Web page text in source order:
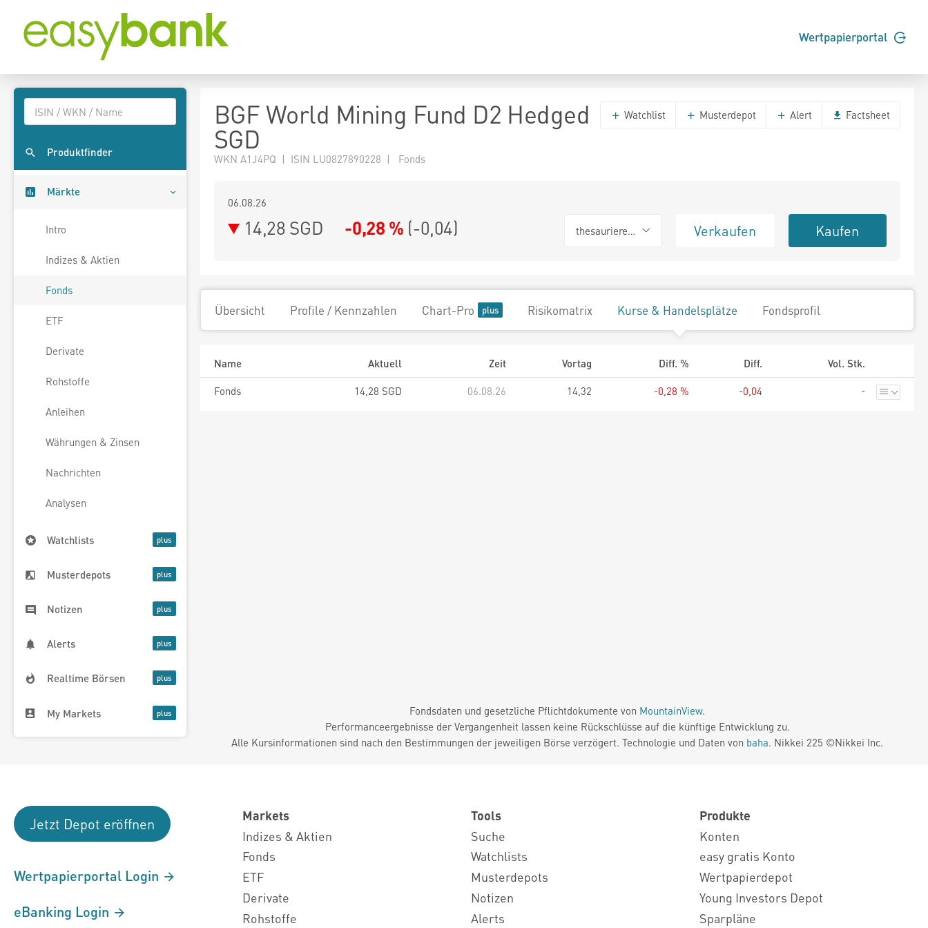
Wertpapierportal
Produktfinder
Märkte
Intro
Indizes & Aktien
Fonds
ETF
Derivate
Rohstoffe
Anleihen
Währungen & Zinsen
Nachrichten
Analysen
Watchlists
Musterdepots
Notizen
Alerts
Realtime Börsen
My Markets
BGF World Mining Fund D2 Hedged
SGD
WKN A1J4PQ | ISIN LU0827890228 | Fonds
Watchlist Musterdepot Alert Factsheet
06.08.26
14,28 SGD -0,28 % (-0,04) thesaurierend Verkaufen Kaufen
Übersicht Profile / Kennzahlen Chart-Pro Risikomatrix Kurse & Handelsplätze Fondsprofil
Name Aktuell Zeit Vortag Diff. % Diff.
Vol. Stk.
Fonds
14,28 SGD 06.08.26 14,32 -0,28 % -0,04 -
Fondsdaten und gesetzliche Pflichtdokumente von MountainView.
Performanceergebnisse der Vergangenheit lassen keine Rückschlüsse auf die künftige Entwicklung zu.
Alle Kursinformationen sind nach den Bestimmungen der jeweiligen Börse verzögert. Technologie und Daten von baha. Nikkei 225 ©Nikkei Inc.
Jetzt Depot eröffnen
Wertpapierportal Login
eBanking Login
Markets
Indizes & Aktien
Fonds
ETF
Derivate
Rohstoffe
Tools
Suche
Watchlists
Musterdepots
Notizen
Alerts
Produkte
Konten
easy gratis Konto
Wertpapierdepot
Young Investors Depot
Sparpläne